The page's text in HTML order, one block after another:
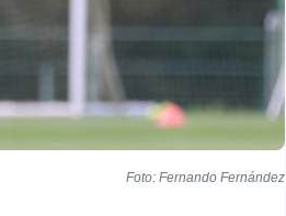
Foto: Fernando Fernández